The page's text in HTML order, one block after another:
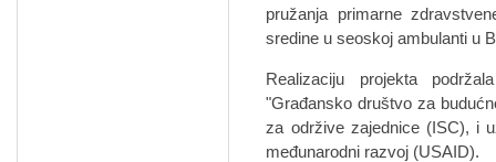
pružanja primarne
sredine u seoskoj ambulanti u
Realizaciju projekta
"Građansko društvo za
za održive zajednice (ISC), i
međunarodni razvoj (USAID).